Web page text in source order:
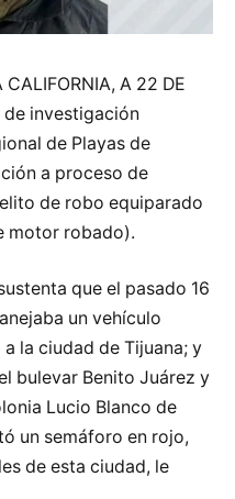
CALIFORNIA, A 22 DE
de investigación
de Playas de
a proceso de
de robo equiparado
motor robado).
que el pasado 16
un vehículo
la ciudad de Tijuana; y
bulevar Benito Juárez y
Lucio Blanco de
un semáforo en rojo,
de esta ciudad, le